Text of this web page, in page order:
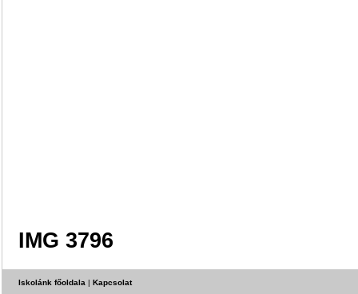
IMG 3796
Iskolánk főoldala | Kapcsolat